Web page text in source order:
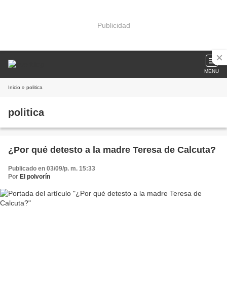
Publicidad
MENU
Inicio » politica
politica
¿Por qué detesto a la madre Teresa de Calcuta?
Publicado en 03/09/p. m. 15:33
Por El polvorín